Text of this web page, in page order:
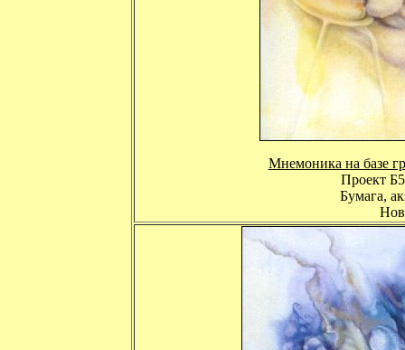
Мнемоника на базе
Проект
Бумага,